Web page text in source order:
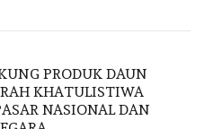
PRODUK DAUN
KHATULISTIWA
NASIONAL DAN